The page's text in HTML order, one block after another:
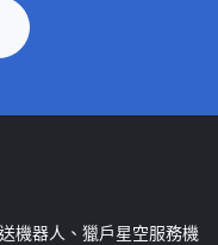
機器人、獵戶星空服務機